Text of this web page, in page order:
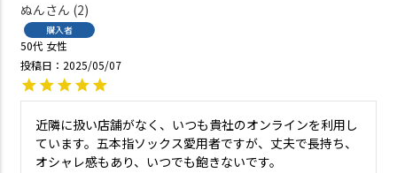
ぬん 2
購入者
50代 女性
投稿日
2025/05/07
近隣に扱い店舗がなく、いつも貴社のオンラインを利用し
ています。五本指ソックス愛用者ですが、丈夫で長持ち、
オシャレ感もあり、いつでも飽きないです。